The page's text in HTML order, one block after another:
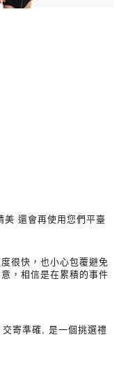
美 還會再使用您們平臺
很快，也小心包覆避免
，相信是在累積的事件
寄準確, 是一個挑選禮